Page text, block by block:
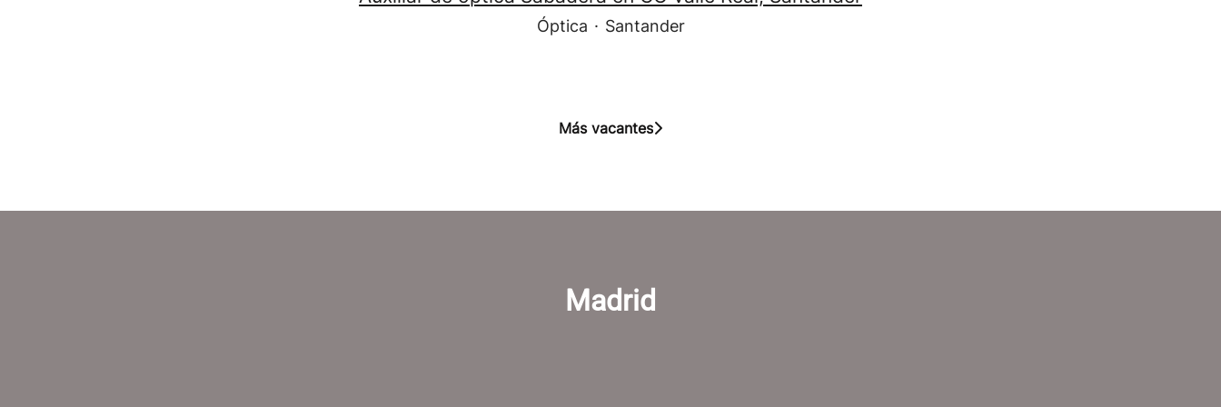
Óptica · Santander
Más vacantes
Madrid